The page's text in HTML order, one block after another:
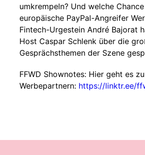
umkrempeln? Und welche
europäische PayPal-Angreifer
Fintech-Urgestein André Bajorat
Host Caspar Schlenk über die
Gesprächsthemen der Szene
FFWD Shownotes: Hier geht es
Werbepartnern: https://linktr.ee/